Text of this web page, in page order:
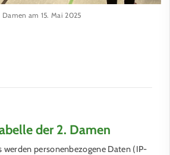
am 15. Mai 2025
der 2. Damen
personenbezogene Daten (IP-